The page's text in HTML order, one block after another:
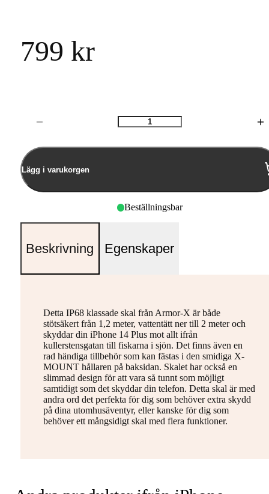
799 kr
Antal
Lägg i varukorgen
Beställningsbar
Beskrivning Egenskaper
Detta IP68 klassade skal från Armor-X är både
stötsäkert från 1,2 meter, vattentätt ner till 2 meter och
skyddar din iPhone 14 Plus mot allt ifrån
kullerstensgatan till fiskarna i sjön. Det finns även en
rad händiga tillbehör som kan fästas i den smidiga X-
MOUNT hållaren på baksidan. Skalet har också en
slimmad design för att vara så tunnt som möjligt
samtidigt som det skyddar din telefon. Detta skal är med
andra ord det perfekta för dig som behöver extra skydd
på dina utomhusäventyr, eller kanske för dig som
behöver ett mångsidigt skal med flera funktioner.